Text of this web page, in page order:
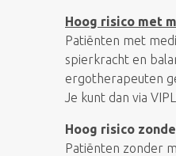
Hoog risico met
Patiënten met
spierkracht en
ergotherapeuten
Je kunt dan via
Hoog risico
Patiënten zonder